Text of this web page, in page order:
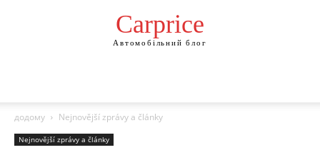
Сarprice
Автомобільний блог
додому Nejnovější zprávy a články
Nejnovější zprávy a články